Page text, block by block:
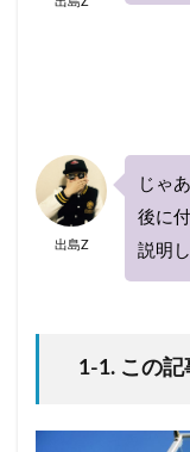
出島Z
じゃ
後に
説明
1-1. この記